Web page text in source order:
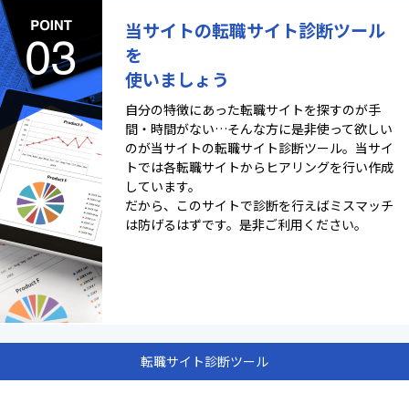
当サイトの転職サイト診断ツール
を
使いましょう
自分の特徴にあった転職サイトを探すのが手
間・時間がない…そんな方に是非使って欲しい
のが当サイトの転職サイト診断ツール。当サイ
トでは各転職サイトからヒアリングを行い作成
しています。
だから、このサイトで診断を行えばミスマッチ
は防げるはずです。是非ご利用ください。
転職サイト診断ツール